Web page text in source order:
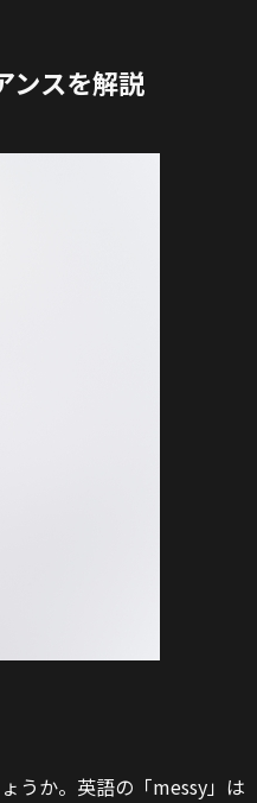
ンスを解説
うか。英語の「messy」は